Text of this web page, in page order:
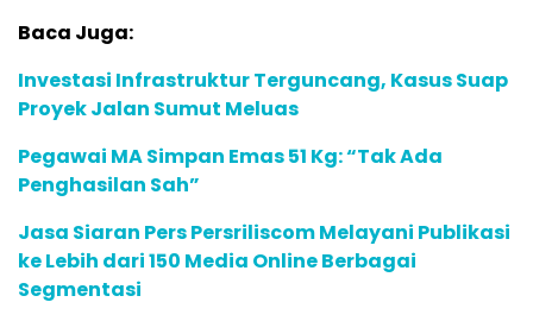
Baca Juga:
Investasi Infrastruktur Terguncang, Kasus Suap
Proyek Jalan Sumut Meluas
Pegawai MA Simpan Emas 51 Kg: “Tak Ada
Penghasilan Sah”
Jasa Siaran Pers Persriliscom Melayani Publikasi
ke Lebih dari 150 Media Online Berbagai
Segmentasi